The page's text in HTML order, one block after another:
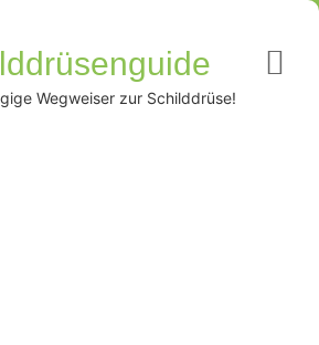
Wegweiser zur Schilddrüse!